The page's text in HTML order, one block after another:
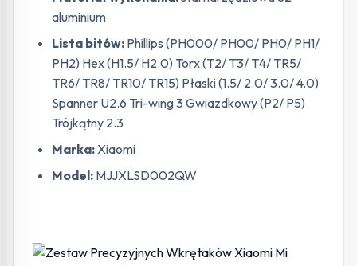
aluminium
Lista bitów: Phillips (PH000/ PH00/ PH0/ PH1/
PH2) Hex (H1.5/ H2.0) Torx (T2/ T3/ T4/ TR5/
TR6/ TR8/ TR10/ TR15) Płaski (1.5/ 2.0/ 3.0/ 4.0)
Spanner U2.6 Tri-wing 3 Gwiazdkowy (P2/ P5)
Trójkątny 2.3
Marka:Xiaomi
Model: MJJXLSD002QW